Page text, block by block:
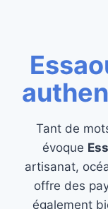
Tant de
évoque
artisanat,
offre des
également